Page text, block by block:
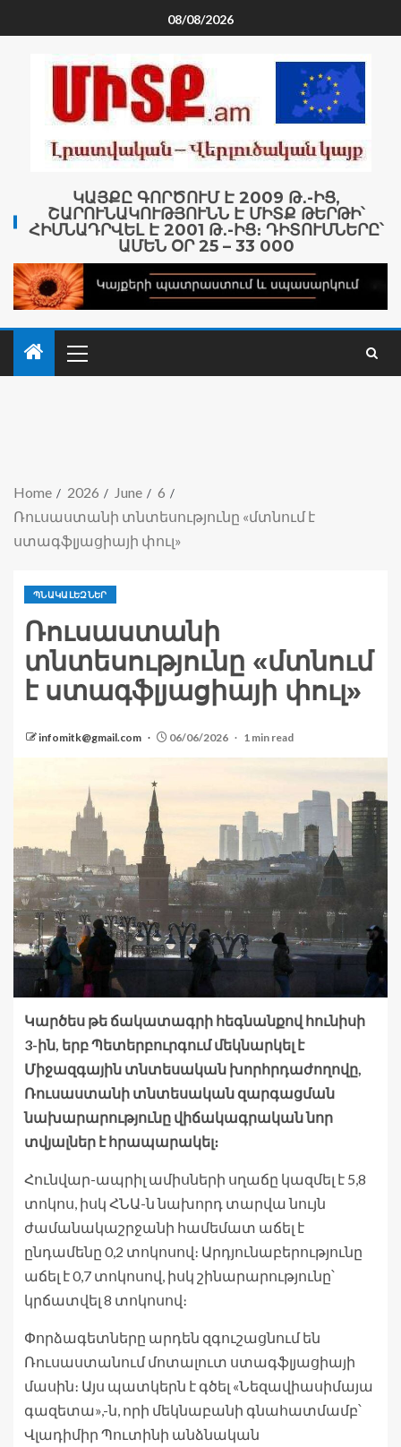
08/08/2026
ԿԱՅՔԸ ԳՈՐԾՈՒՄ Է 2009 Թ․-ԻՑ,
ՇԱՐՈՒՆԱԿՈՒԹՅՈՒՆՆ Է ՄԻՏՔ ԹԵՐԹԻ՝
ՀԻՄՆԱԴՐՎԵԼ Է 2001 Թ․-ԻՑ։ ԴԻՏՈՒՄՆԵՐԸ՝
ԱՄԵՆ ՕՐ 25 – 33 000
Home 2026 June
6
Ռուսաստանի տնտեսությունը «մտնում է
ստագֆլյացիայի փուլ»
ՊՆԱԿԱԼԵԶՆԵՐ
Ռուսաստանի
տնտեսությունը «մտնում
է ստագֆլյացիայի փուլ»
infomitk@gmail.com 06/06/2026 1 min read
Կարծես թե ճակատագրի հեգնանքով հունիսի
3-ին, երբ Պետերբուրգում մեկնարկել է
Միջազգային տնտեսական խորհրդաժողովը,
Ռուսաստանի տնտեսական զարգացման
նախարարությունը վիճակագրական նոր
տվյալներ է հրապարակել։
Հունվար-ապրիլ ամիսների սղաճը կազմել է 5,8
տոկոս, իսկ ՀՆԱ-ն նախորդ տարվա նույն
ժամանակաշրջանի համեմատ աճել է
ընդամենը 0,2 տոկոսով։ Արդյունաբերությունը
աճել է 0,7 տոկոսով, իսկ շինարարությունը՝
կրճատվել 8 տոկոսով։
Փորձագետները արդեն զգուշացնում են
Ռուսաստանում մոտալուտ ստագֆլյացիայի
մասին։ Այս պատկերն է գծել «Նեզավիասիմայա
գազետա»,-ն, որի մեկնաբանի գնահատմամբ՝
Վլադիմիր Պուտինի անձնական